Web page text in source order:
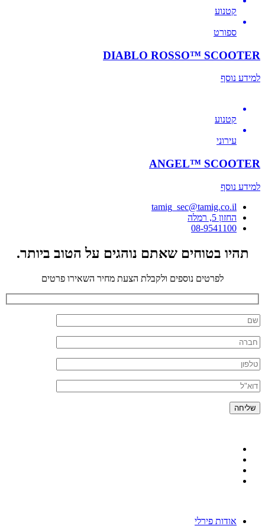
קטנוע
ספורט
DIABLO ROSSO™ SCOOTER
למידע נוסף
קטנוע
עירוני
ANGEL™ SCOOTER
למידע נוסף
tamig_sec@tamig.co.il
החזון 5, רמלה
08-9541100
תהיו בטוחים שאתם נוהגים על הטוב ביותר.
לפרטים נוספים ולקבלת הצעת מחיר השאירו פרטים
אודות פירלי